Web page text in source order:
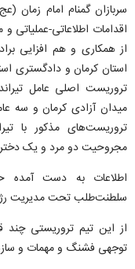
سربازان گمنام امام زمان
اقدامات اطلاعاتی-
از همکاری و هم افزایی
استان کرمان و دادگستری
تروریست اصلی عامل
میدان آزادی کرمان و سه
تروریست‌های مذکور با
مجروحیت دو مرد و یک
اطلاعات به دست آمده
سلطنت‌طلب تحت مدیریت
از این تیم تروریستی چند
توجهی فشنگ و مهمات و